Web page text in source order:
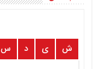
ش ی د س